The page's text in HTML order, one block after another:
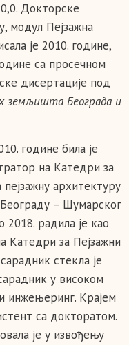
Докторске
модул Пејзажна
је 2010. године,
са просечном
дисертације под
земљишта Београда и
године била је
на Катедри за
архитектуру
– Шумарског
радила је као
Катедри за Пејзажни
стекла је
у високом
инжењеринг. Крајем
са докторатом.
је у извођењу